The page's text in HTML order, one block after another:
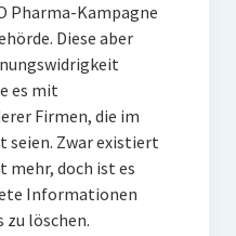
Pharma-Kampagne
Diese aber
es mit
Firmen, die im
seien. Zwar existiert
doch ist es
Informationen
zu löschen.